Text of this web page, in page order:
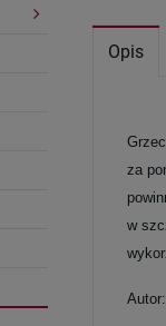
Opis
za
w